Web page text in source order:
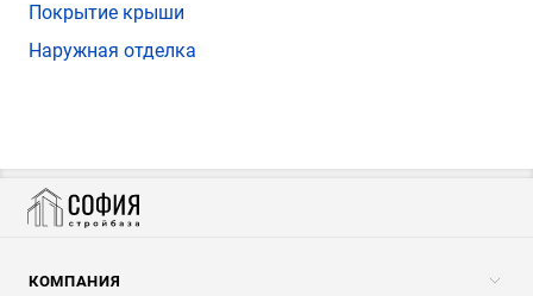
Покрытие крыши
Наружная отделка
КОМПАНИЯ